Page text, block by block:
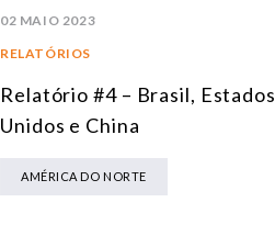
02 MAIO 2023
RELATÓRIOS
Relatório #4 – Brasil, Estados
Unidos e China
AMÉRICA DO NORTE